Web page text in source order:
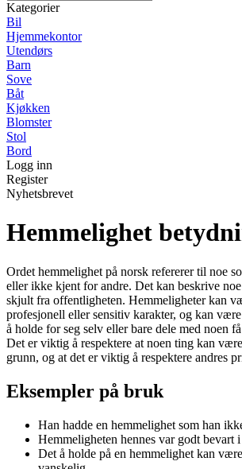
Kategorier
Bil
Hjemmekontor
Utendørs
Barn
Sove
Båt
Kjøkken
Blomster
Stol
Bord
Logg inn
Register
Nyhetsbrevet
Hemmelighet
Ordet hemmelighet på norsk refererer til noe
eller ikke kjent for andre. Det kan beskrive
skjult fra offentligheten. Hemmeligheter kan
profesjonell eller sensitiv karakter, og kan
å holde for seg selv eller bare dele med noen
Det er viktig å respektere at noen ting kan
grunn, og at det er viktig å respektere andres
Eksempler på bruk
Han hadde en hemmelighet som han
Hemmeligheten hennes var godt bevart i
Det å holde på en hemmelighet kan